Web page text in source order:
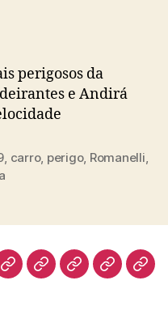
perigosos da
e Andirá
carro, perigo, Romanelli
BiografiaAtuaçãoArtigosNorte